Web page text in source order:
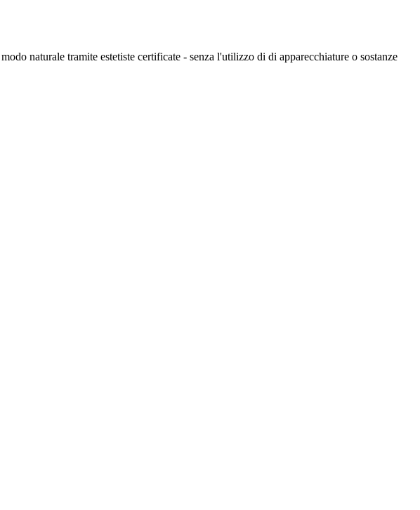
naturale tramite estetiste certificate - senza l'utilizzo di di apparecchiature o sostanze